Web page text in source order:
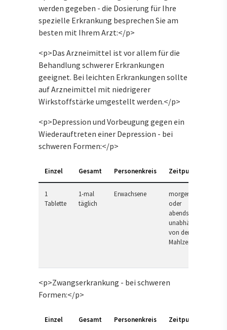
werden gegeben - die Dosierung für Ihre
spezielle Erkrankung besprechen Sie am
besten mit Ihrem Arzt:</p>
<p>Das Arzneimittel ist vor allem für die
Behandlung schwerer Erkrankungen
geeignet. Bei leichten Erkrankungen sollte
auf Arzneimittel mit niedrigerer
Wirkstoffstärke umgestellt werden.</p>
<p>Depression und Vorbeugung gegen ein
Wiederauftreten einer Depression - bei
schweren Formen:</p>
Einzel Gesamt Personenkreis Zeitpunkt
1
Tablette
1-mal
täglich
Erwachsene
morgens
oder
abends,
unabhängig
von der
Mahlzeit
<p>Zwangserkrankung - bei schweren
Formen:</p>
Einzel Gesamt Personenkreis Zeitpunkt